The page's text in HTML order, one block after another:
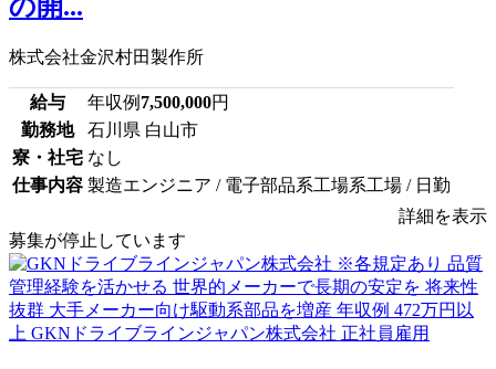
の開...
株式会社金沢村田製作所
給与 年収例 7,500,000円
勤務地
石川県 白山市
寮・社宅 なし
仕事内容 製造エンジニア / 電子部品系工場系工場 / 日勤
詳細を表示
募集が停止しています